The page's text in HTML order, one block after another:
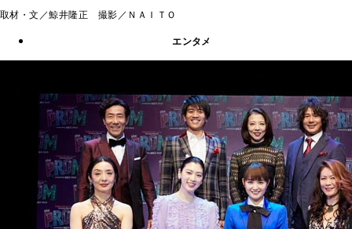
取材・文／鯨井隆正 撮影／ＮＡＩＴＯ
エンタメ